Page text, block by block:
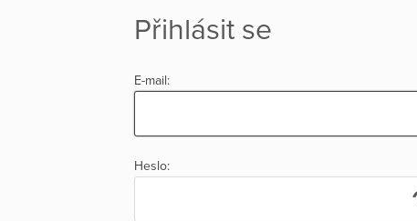
Přihlásit se
E-mail:
Heslo: